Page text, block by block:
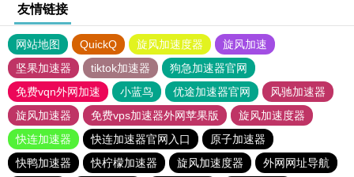
友情链接
网站地图 QuickQ 旋风加速度器
旋风加速
坚果加速器
tiktok加速器
狗急加速器官网
免费vqn外网加速
小蓝鸟 优途加速器官网
风驰加速器
旋风加速器
免费vps加速器外网苹果版
旋风加速度器
快连加速器
快连加速器官网入口
原子加速器
快鸭加速器
快柠檬加速器 旋风加速度器
外网网址导航